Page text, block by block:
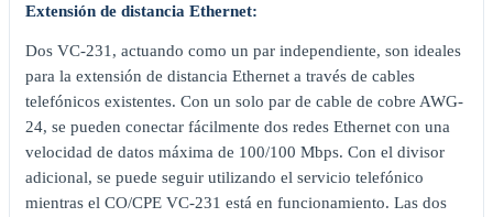
Extensión de distancia Ethernet:
Dos VC-231, actuando como un par independiente, son ideales
para la extensión de distancia Ethernet a través de cables
telefónicos existentes. Con un solo par de cable de cobre AWG-
24, se pueden conectar fácilmente dos redes Ethernet con una
velocidad de datos máxima de 100/100 Mbps. Con el divisor
adicional, se puede seguir utilizando el servicio telefónico
mientras el CO/CPE VC-231 está en funcionamiento. Las dos